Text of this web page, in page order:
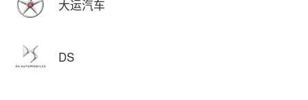
大运汽车
DS